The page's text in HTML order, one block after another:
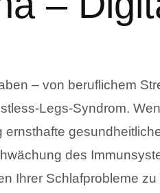
– von beruflichem
Legs-Syndrom.
des
Ihrer Schlafprobleme